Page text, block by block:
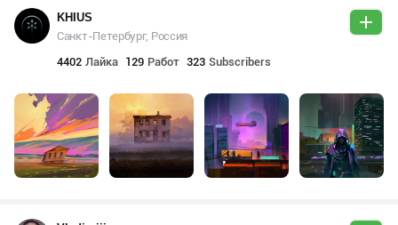
KHIUS
Санкт-Петербург, Россия
4402 Лайка 129 Работ 323 Subscribers